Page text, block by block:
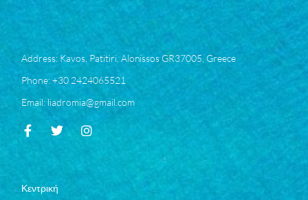
Address: Kavos, Patitiri, Alonissos GR37005, Greece
Phone: +30 2424065521
Email: liadromia@gmail.com
Κεντρική